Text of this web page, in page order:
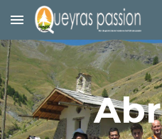
Skip to main content